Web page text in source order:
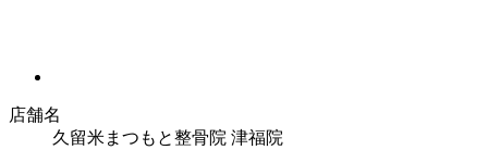
店舗名
久留米まつもと整骨院 津福院